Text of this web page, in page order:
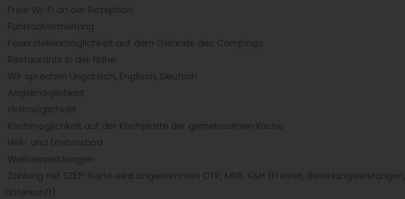
Freie Wi-Fi an der Rezeption
Fahrradvermietung
Feuerstellenmöglichkeit auf dem Gelände des Campings
Restaurants in der Nähe
Wir sprechen Ungarisch, Englisch, Deutsch
Angelmöglichkeit
Grillmöglichkeit
Kochmöglichkeit auf der Kochplatte der gemeinsamen Küche
Heil- und Erlebnisbad
Wellnessleistungen
Zahlung mit SZÉP-Karte wird angenommen OTP, MKB, K&H (Freizeit, Bewirtungsleistungen,
Unterkunft)